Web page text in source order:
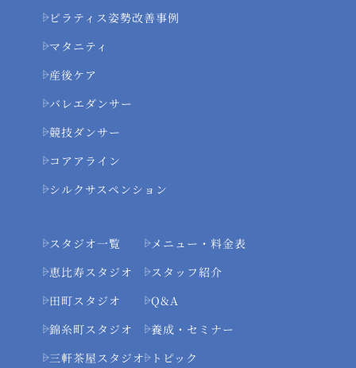
ピラティス姿勢改善事例
マタニティ
産後ケア
バレエダンサー
競技ダンサー
コアアライン
シルクサスペンション
スタジオ一覧
恵比寿スタジオ
田町スタジオ
錦糸町スタジオ
三軒茶屋スタジオ
メニュー・料金表
スタッフ紹介
Q&A
養成・セミナー
トピック